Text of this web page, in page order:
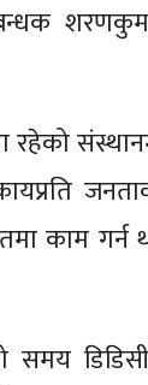
रहेको
काम गर्न
समय